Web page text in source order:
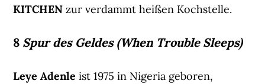
KITCHENzur verdammt heißen Kochstelle.
8 Spur des Geldes (When Trouble Sleeps)
Leye Adenleist 1975 in Nigeria geboren,